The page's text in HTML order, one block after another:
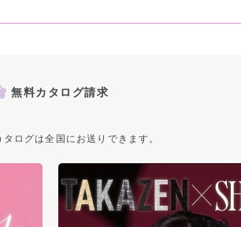
無料カタログ請求
ログは全国にお送りできます。